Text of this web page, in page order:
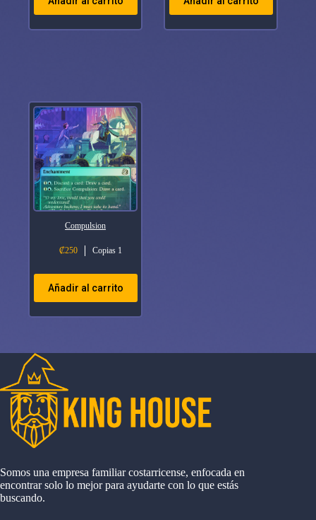
Compulsion
₡250 Copias 1
Añadir al carrito
Somos una empresa familiar costarricense, enfocada en
encontrar solo lo mejor para ayudarte con lo que estás
buscando.